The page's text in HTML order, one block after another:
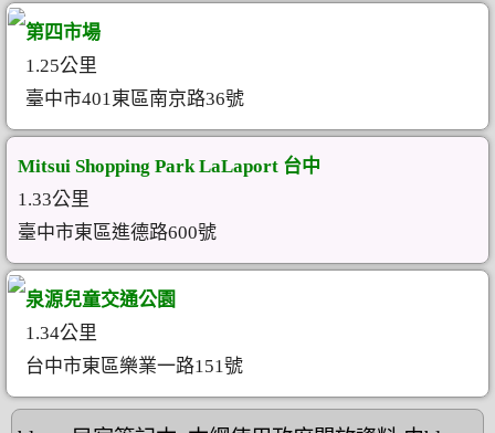
第四市場
1.25公里
臺中市401東區南京路36號
Mitsui Shopping Park LaLaport 台中
1.33公里
臺中市東區進德路600號
泉源兒童交通公園
1.34公里
台中市東區樂業一路151號